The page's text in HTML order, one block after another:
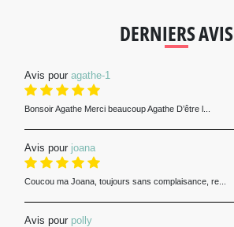
DERNIERS AVIS
Avis pour agathe-1
Bonsoir Agathe Merci beaucoup Agathe D’être l...
Avis pour joana
Coucou ma Joana, toujours sans complaisance, re...
Avis pour polly